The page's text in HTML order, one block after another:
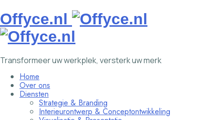
Offyce.nl
Transformeer uw werkplek, versterk uw merk
Home
Over ons
Diensten
Strategie & Branding
Interieurontwerp & Conceptontwikkeling